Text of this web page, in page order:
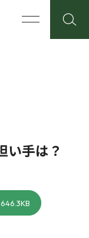
い手は？
646.3KB